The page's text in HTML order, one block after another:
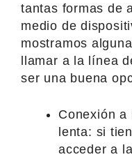
tantas formas de
medio de
mostramos
llamar a la línea
ser una buena
Conexión a
lenta: si
acceder a